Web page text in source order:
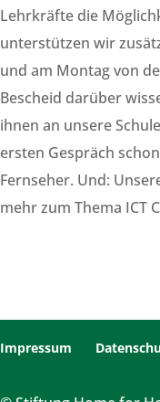
Lehrkräfte die
unterstützen wir
und am Montag von
Bescheid darüber
ihnen an unsere
ersten Gespräch
Fernseher. Und:
mehr zum Thema ICT
Impressum